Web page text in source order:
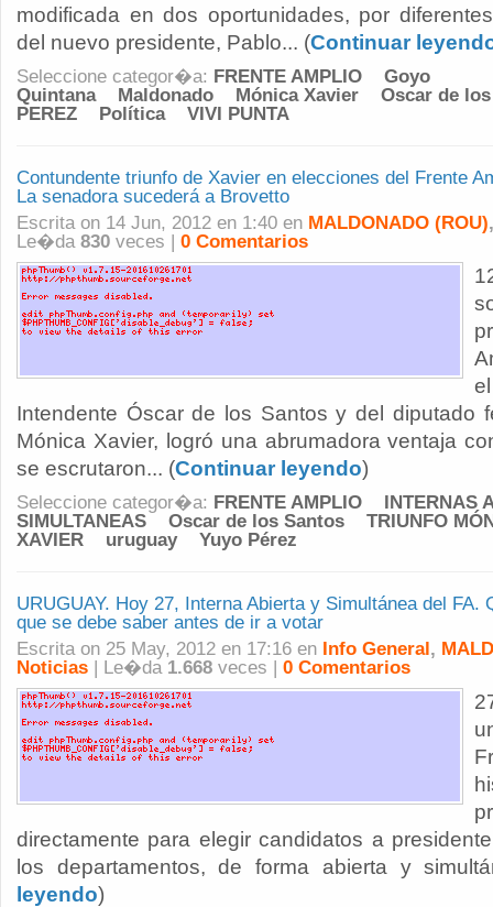
modificada en dos oportunidades, por
del nuevo presidente, Pablo... (Continuar
Seleccione categor�a: FRENTE AMPLIO
Goyo
Quintana
Maldonado Mónica Xavier
Oscar de
PEREZ
Política VIVI PUNTA
Contundente triunfo de Xavier en elecciones del Frente
La senadora sucederá a Brovetto
Escrita on 14 Jun, 2012 en 1:40 en MALDONADO (ROU)
Le�da 830 veces | 0 Comentarios
Intendente Óscar de los Santos y del diputado
Mónica Xavier, logró una abrumadora ventaja
se escrutaron... (Continuar leyendo)
Seleccione categor�a: FRENTE AMPLIO
INTERNAS
SIMULTANEAS
Oscar de los Santos
TRIUNFO
XAVIER
uruguay Yuyo Pérez
URUGUAY. Hoy 27, Interna Abierta y Simultánea del FA.
que se debe saber antes de ir a votar
Escrita on 25 May, 2012 en 17:16 en Info General,
Noticias | Le�da 1.668 veces | 0 Comentarios
directamente para elegir candidatos a
los departamentos, de forma abierta y
leyendo)